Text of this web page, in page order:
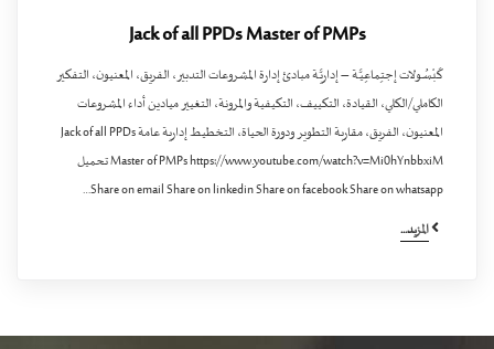
Jack of all PPDs Master of PMPs
كَبْسُـولات إجتِماعِيَّـة – إداريَّـة مبادئ إدارة المشروعات التدبير، الفريق، المعنيون، التفكير
الكاملي/الكلي، القيادة، التكييف، التكيفية والمرونة، التغيير ميادين أداء المشروعات
المعنيون، الفريق، مقاربة التطوير ودورة الحياة، التخطيط إدارية عامة Jack of all PPDs
Master of PMPs https://www.youtube.com/watch?v=Mi0hYnbbxiM تحميل
Share on email Share on linkedin Share on facebook Share on whatsapp…
المزيد...